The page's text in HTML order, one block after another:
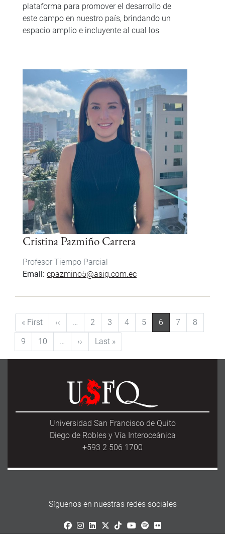
plataforma para promover el desarrollo de
este campo en nuestro país, brindando un
espacio amplio e incluyente al cual los
Cristina Pazmiño Carrera
Profesor Tiempo Parcial
Email cpazmino5@asig.com.ec
Paginación
« FirstPrimera página
‹‹ Página anterior
2 3 4 5 6 7
8
9
10 ›› Siguiente página
Last »Última página
Universidad San Francisco de Quito
Diego de Robles y Vía Interoceánica
+593 2 506 1700
Síguenos en nuestras redes sociales